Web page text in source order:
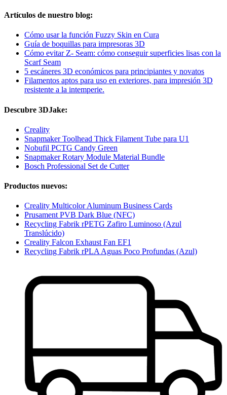
Artículos de nuestro blog:
Cómo usar la función Fuzzy Skin en Cura
Guía de boquillas para impresoras 3D
Cómo evitar Z- Seam: cómo conseguir superficies lisas con la
Scarf Seam
5 escáneres 3D económicos para principiantes y novatos
Filamentos aptos para uso en exteriores, para impresión 3D
resistente a la intemperie.
Descubre 3DJake:
Creality
Snapmaker Toolhead Thick Filament Tube para U1
Nobufil PCTG Candy Green
Snapmaker Rotary Module Material Bundle
Bosch Professional Set de Cutter
Productos nuevos:
Creality Multicolor Aluminum Business Cards
Prusament PVB Dark Blue (NFC)
Recycling Fabrik rPETG Zafiro Luminoso (Azul
Translúcido)
Creality Falcon Exhaust Fan EF1
Recycling Fabrik rPLA Aguas Poco Profundas (Azul)